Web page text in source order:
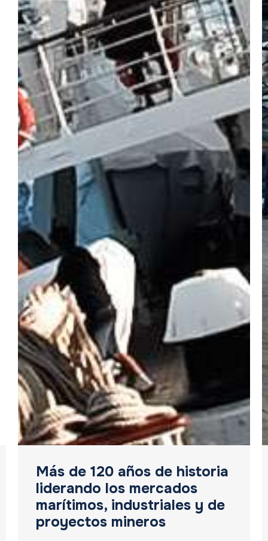
Más de 120 años de historia
liderando los mercados
marítimos, industriales y de
proyectos mineros